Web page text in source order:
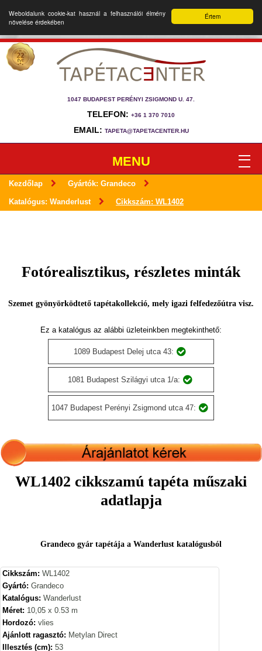
Értem
Weboldalunk cookie-kat használ a felhasználói élmény
növelése érdekében
1047 BUDAPEST PERÉNYI ZSIGMOND U. 47.
TELEFON: +36 1 370 7010
EMAIL: TAPETA@TAPETACENTER.HU
MENU
Kezdőlap Gyártók: Grandeco
Katalógus: Wanderlust Cikkszám: WL1402
Fotórealisztikus, részletes minták
Szemet gyönyörködtető tapétakollekció, mely igazi felfedezőútra visz.
Ez a katalógus az alábbi üzleteinkben megtekinthető:
1089 Budapest Delej utca 43:
1081 Budapest Szilágyi utca 1/a:
1047 Budapest Perényi Zsigmond utca 47:
WL1402 cikkszamú tapéta műszaki
adatlapja
Grandeco gyár tapétája a Wanderlust katalógusból
Cikkszám: WL1402
Gyártó: Grandeco
Katalógus: Wanderlust
Méret: 10,05 x 0.53 m
Hordozó: vlies
Ajánlott ragasztó: Metylan Direct
Illesztés (cm): 53